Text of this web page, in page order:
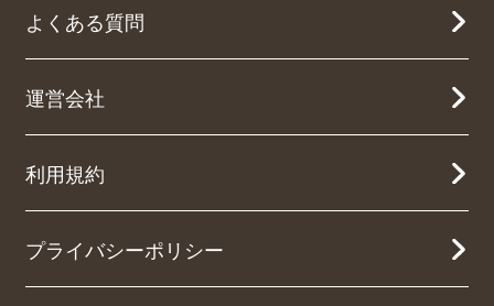
よくある質問
運営会社
利用規約
プライバシーポリシー